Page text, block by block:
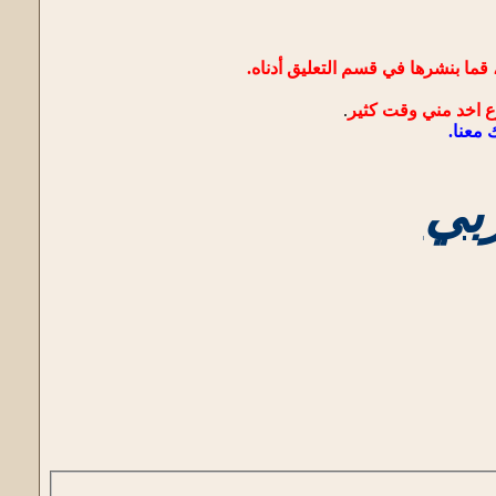
بنشرها في قسم التعليق أدناه.
اخد مني وقت كثير .
معنا.